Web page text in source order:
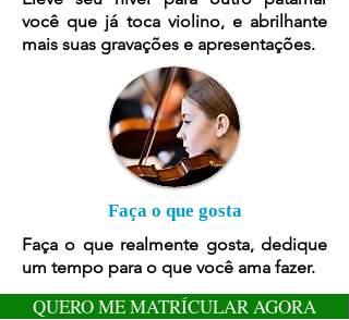
você que já toca violino, e abrilhante
mais suas gravações e apresentações.
Faça o que gosta
Faça o que realmente gosta, dedique
um tempo para o que você ama fazer.
QUERO ME MATRÍCULAR AGORA